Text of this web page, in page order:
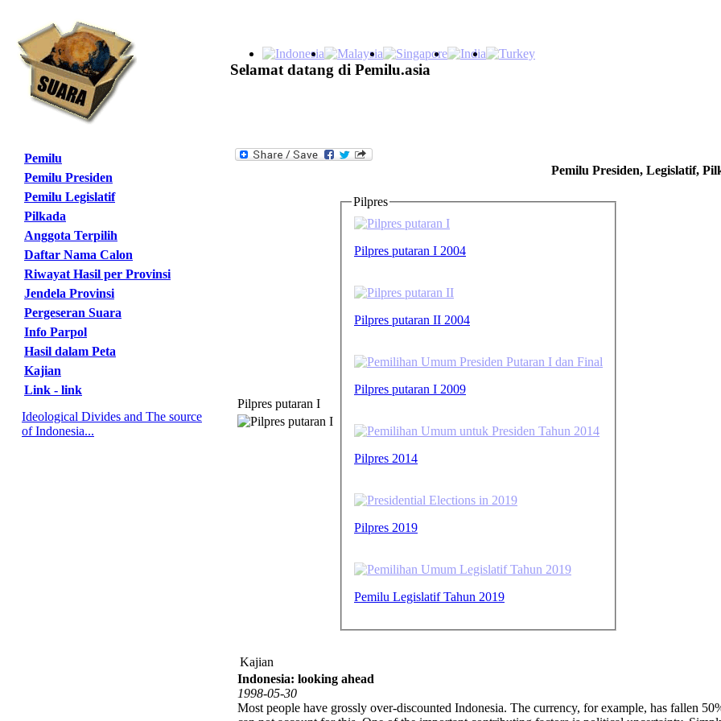
Selamat datang di Pemilu.asia
Pemilu
Pemilu Presiden
Pemilu Legislatif
Pilkada
Anggota Terpilih
Daftar Nama Calon
Riwayat Hasil per Provinsi
Jendela Provinsi
Pergeseran Suara
Info Parpol
Hasil dalam Peta
Kajian
Link - link
Ideological Divides and The source
of Indonesia...
Pemilu Presiden, Legislatif,
Pilpres putaran I
Pilpres
Pilpres putaran I 2004
Pilpres putaran II 2004
Pilpres putaran I 2009
Pilpres 2014
Pilpres 2019
Pemilu Legislatif Tahun 2019
Kajian
Indonesia: looking ahead
1998-05-30
Most people have grossly over-discounted Indonesia. The currency, for example, has fallen